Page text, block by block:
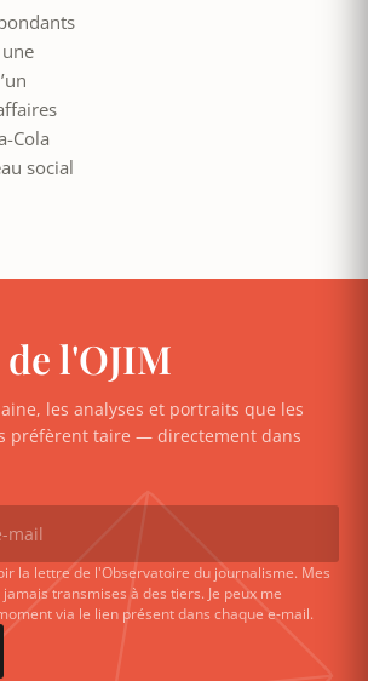
Cola
social
l'OJIM
les analyses et portraits que les
préfèrent taire — directement dans
la lettre de l'Observatoire du journalisme. Mes
transmises à des tiers. Je peux me
via le lien présent dans chaque e-mail.